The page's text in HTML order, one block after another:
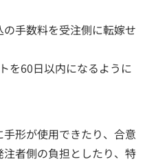
の手数料を受注側に転嫁せ
を60日以内になるように
形が使用できたり、合意
者側の負担としたり、特